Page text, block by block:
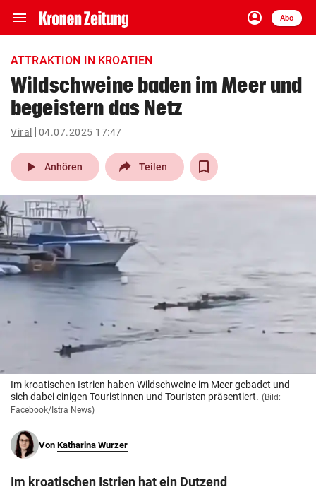
menu Navigation
ein-/ausklappen
account_circle
Anmelden
Abo
close Schließen
account_circle Anmelden
pin_drop
Wien arrow_right
bookmark
search
Suchbegriff
eingeben
© Krone Multimedia GmbH & Co KG 2026
Muthgasse 2, 1190 Wien
ATTRAKTION IN KROATIEN
Wildschweine baden im Meer und
begeistern das Netz
Viral 04.07.2025 17:47
play_arrow Anhören Teilen
Im kroatischen Istrien haben Wildschweine im Meer gebadet und
sich dabei einigen Touristinnen und Touristen präsentiert. (Bild:
Facebook/Istra News)
Von Katharina Wurzer
Im kroatischen Istrien hat ein Dutzend